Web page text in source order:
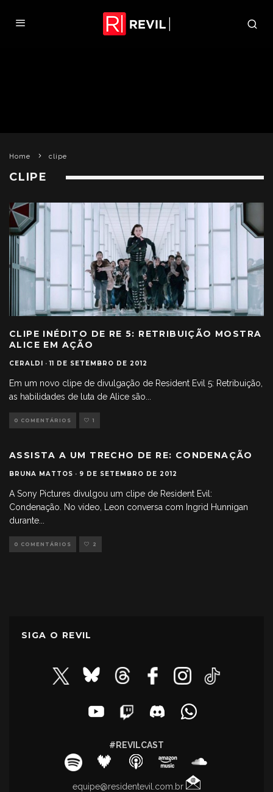
Home clipe
CLIPE
CLIPE INÉDITO DE RE 5: RETRIBUIÇÃO MOSTRA
ALICE EM AÇÃO
CERALDI · 11 DE SETEMBRO DE 2012
Em um novo clipe de divulgação de Resident Evil 5: Retribuição,
as habilidades de luta de Alice são
0 COMENTÁRIOS 1
ASSISTA A UM TRECHO DE RE: CONDENAÇÃO
BRUNA MATTOS · 9 DE SETEMBRO DE 2012
A Sony Pictures divulgou um clipe de Resident Evil:
Condenação. No vídeo, Leon conversa com Ingrid Hunnigan
durante
0 COMENTÁRIOS 2
SIGA O REVIL
#REVILCAST
equipe@residentevil.com.br